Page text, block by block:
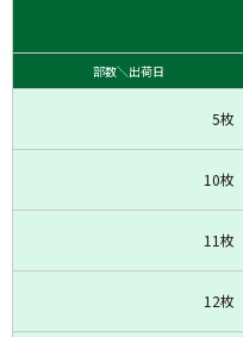
部数＼出荷日
5枚
10枚
11枚
12枚